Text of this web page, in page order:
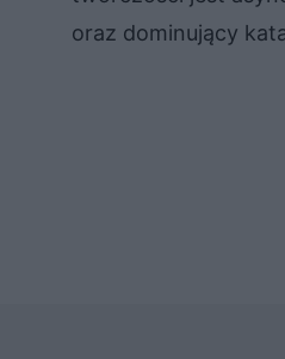
oraz dominujący